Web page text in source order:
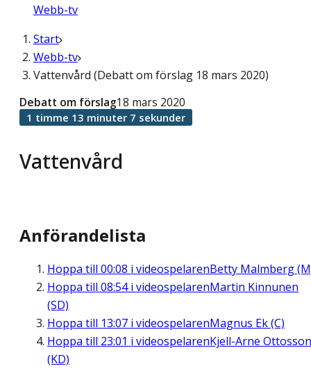
Webb-tv
Start
Webb-tv
Vattenvård (Debatt om förslag 18 mars 2020)
Vattenvård
Debatt om förslag18 mars 2020
1 timme 13 minuter 7 sekunder
Anförandelista
Hoppa till 00:08 i videospelarenBetty Malmberg
Hoppa till 08:54i videospelarenMartin Kinnunen
(SD)
Hoppa till 13:07 i videospelarenMagnus Ek (C)
Hoppa till 23:01 i videospelarenKjell-Arne Ottosson
(KD)